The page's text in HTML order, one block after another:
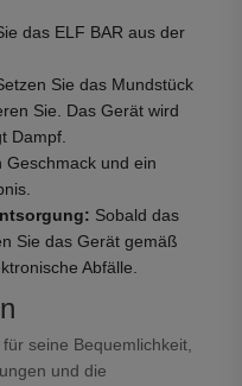
das ELF BAR aus der
Sie das Mundstück
Sie. Das Gerät wird
Dampf.
und ein
Sobald das
Sie das Gerät gemäß
Abfälle.
seine Bequemlichkeit,
und die